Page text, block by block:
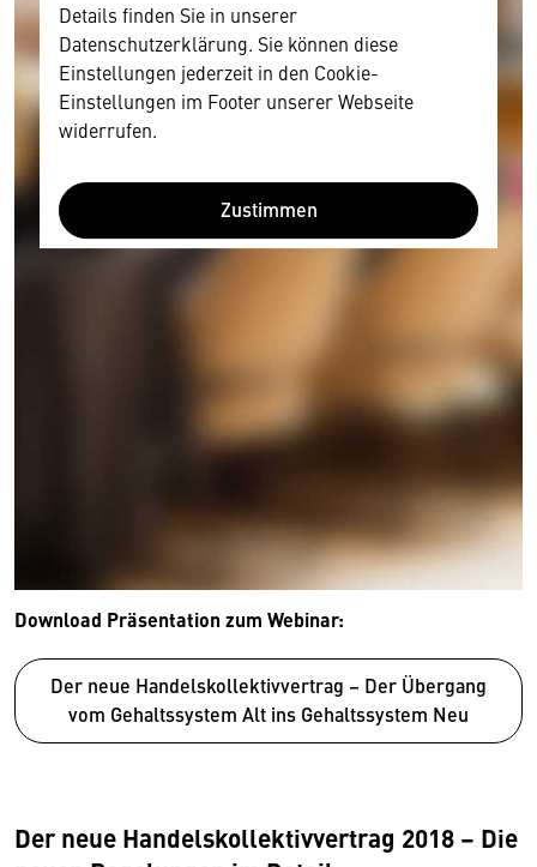
Details finden Sie in unserer
Datenschutzerklärung. Sie können diese
Einstellungen jederzeit in den Cookie-
Einstellungen im Footer unserer Webseite
widerrufen.
Zustimmen
Download Präsentation zum Webinar:
Der neue Handelskollektivvertrag – Der Übergang
vom Gehaltssystem Alt ins Gehaltssystem Neu
Der neue Handelskollektivvertrag 2018 – Die
Wir benötigen Ihre Zustimmung
personenbezogene technische Daten zu Geräten